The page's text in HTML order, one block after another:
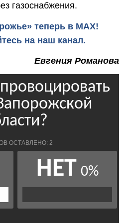
газоснабжения.
теперь в MAX!
на наш канал.
Евгения Романова